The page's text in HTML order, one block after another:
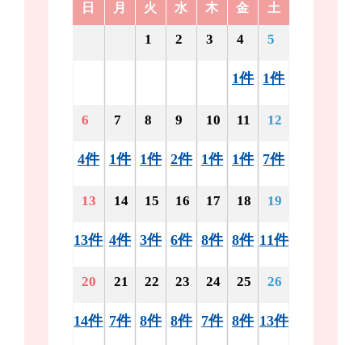
日 月 火 水 木 金 土
1 2 3 4
1件
5
1件
6
4件
7
1件
8
1件
9
2件
10
1件
11
1件
12
7件
13
13件
14
4件
15
3件
16
6件
17
8件
18
8件
19
11件
20
14件
21
7件
22
8件
23
8件
24
7件
25
8件
26
13件